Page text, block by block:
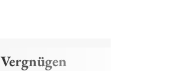
Vergnügen